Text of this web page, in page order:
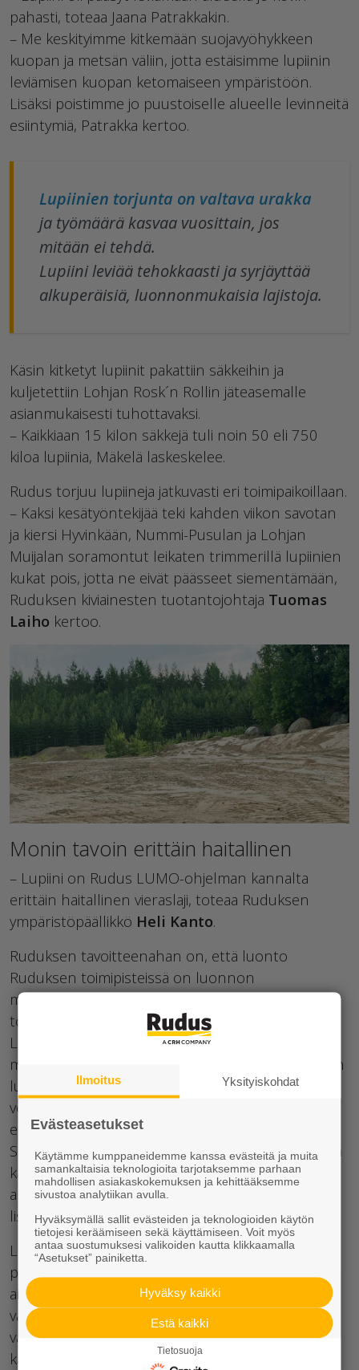
pahasti, toteaa Jaana Patrakkakin.
– Me keskityimme kitkemään suojavyöhykkeen
kuopan ja metsän väliin, jotta estäisimme lupiinin
leviämisen kuopan ketomaiseen ympäristöön.
Lisäksi poistimme jo puustoiselle alueelle levinneitä
esiintymiä, Patrakka kertoo.
Lupiinien torjunta on valtava urakka
ja työmäärä kasvaa vuosittain, jos
mitään ei tehdä.
Lupiini leviää tehokkaasti ja syrjäyttää
alkuperäisiä, luonnonmukaisia lajistoja.
Käsin kitketyt lupiinit pakattiin säkkeihin ja
kuljetettiin Lohjan Rosk´n Rollin jäteasemalle
asianmukaisesti tuhottavaksi.
– Kaikkiaan 15 kilon säkkejä tuli noin 50 eli 750
kiloa lupiinia, Mäkelä laskeskelee.
Rudus torjuu lupiineja jatkuvasti eri toimipaikoillaan.
– Kaksi kesätyöntekijää teki kahden viikon savotan
ja kiersi Hyvinkään, Nummi-Pusulan ja Lohjan
Muijalan soramontut leikaten trimmerillä lupiinien
kukat pois, jotta ne eivät päässeet siementämään,
Ruduksen kiviainesten tuotantojohtaja Tuomas
Laiho kertoo.
Monin tavoin erittäin haitallinen
– Lupiini on Rudus LUMO-ohjelman kannalta
erittäin haitallinen vieraslaji, toteaa Ruduksen
ympäristöpäällikkö Heli Kanto.
Ruduksen tavoitteenahan on, että luonto
Ruduksen toimipisteissä on luonnon
monimuotoisuuden kannalta arvokkaampaa
toiminnan päättyessä kuin sen alkaessa.
Lupiini on erittäin suuri uhka luonnon
monimuotoisuudelle. Vieraslajit.fi-sivuston mukaan
lupiinin rehevöittämällä kasvupaikalla menestyvät
voimakaskasvuiset lajit, joten niittykasvit ja niillä
elävät hyönteiset joutuvat väistymään pientareilta.
Se myös kilpailee pölyttäjistä alkuperäisten kasvien
kanssa. Lupiinien siitepölyn sisältämä myrkyllinen
alkaloidi, lupaniini, voi haitata kimalaisten
lisääntymistä.
Lupiini vaikuttaa myös paikallisiin päiväperhosten
populaatioihin, koska se ei kelpaa toukille eikä
aikuisille ravintokasviksi. Lisäksi lupiinin on havaittu
vähentävän hyönteisten kokonaismäärää ja
vaikuttavan negatiivisesti erityisesti kovakuoriaisiin,
kaksisiipisiin, perhosiin ja muurahaisiin.
Ilmoitus Yksityiskohdat
Evästeasetukset
Käytämme kumppaneidemme kanssa evästeitä ja muita
samankaltaisia teknologioita tarjotaksemme parhaan
mahdollisen asiakaskokemuksen ja kehittääksemme
sivustoa analytiikan avulla.
Hyväksymällä sallit evästeiden ja teknologioiden käytön
tietojesi keräämiseen sekä käyttämiseen. Voit myös
antaa suostumuksesi valikoiden kautta klikkaamalla
“Asetukset” painiketta.
Hyväksy kaikki
Estä kaikki
Tietosuoja